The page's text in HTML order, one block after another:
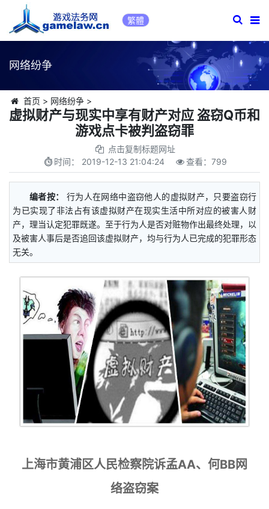
繁體
网络纷争
首页 > 网络纷争>
虚拟财产与现实中享有财产对应 盗窃Q币和
游戏点卡被判盗窃罪
点击复制标题网址
时间： 2019-12-13 21:04:24 查看： 799
编者按：
行为人在网络中盗窃他人的虚拟财产，只要盗窃行
为已实现了非法占有该虚拟财产在现实生活中所对应的被害人财
产，理当认定犯罪既遂。至于行为人是否对赃物作出最终处理，以
及被害人事后是否追回该虚拟财产，均与行为人已完成的犯罪形态
无关。
上海市黄浦区人民检察院诉孟AA、何BB网
络盗窃案